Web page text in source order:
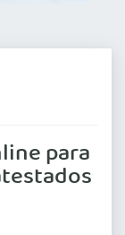
para